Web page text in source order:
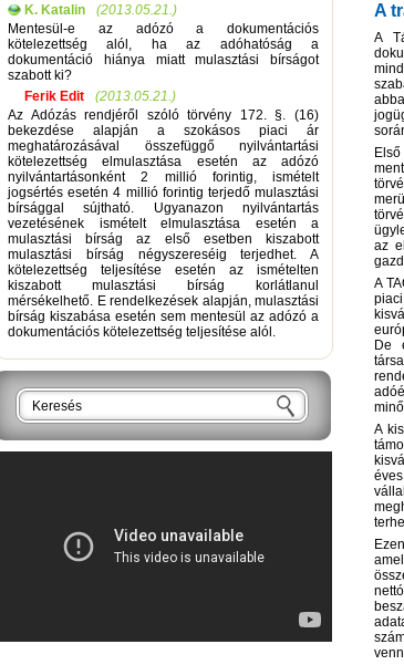
K. Katalin
(2013.05.21.)
Mentesül-e az adózó a dokumentációs
kötelezettség alól, ha az adóhatóság a
dokumentáció hiánya miatt mulasztási bírságot
szabott ki?
Ferik Edit
(2013.05.21.)
Az Adózás rendjéről szóló törvény 172. §. (16)
bekezdése alapján a szokásos piaci ár
meghatározásával összefüggő nyilvántartási
kötelezettség elmulasztása esetén az adózó
nyilvántartásonként 2 millió forintig, ismételt
jogsértés esetén 4 millió forintig terjedő mulasztási
bírsággal sújtható. Ugyanazon nyilvántartás
vezetésének ismételt elmulasztása esetén a
mulasztási bírság az első esetben kiszabott
mulasztási bírság négyszereséig terjedhet. A
kötelezettség teljesítése esetén az ismételten
kiszabott mulasztási bírság korlátlanul
mérsékelhető. E rendelkezések alapján, mulasztási
bírság kiszabása esetén sem mentesül az adózó a
dokumentációs kötelezettség teljesítése alól.
Keresés
A
A
az
A
De
A